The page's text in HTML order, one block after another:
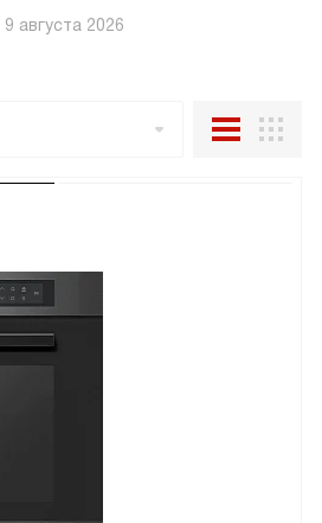
9 августа 2026